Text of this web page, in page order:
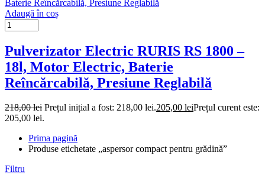
Adaugă în coș
Pulverizator Electric RURIS RS 1800 –
18l, Motor Electric, Baterie
Reîncărcabilă, Presiune Reglabilă
218,00lei Prețul inițial a fost: 218,00 lei.205,00 leiPrețul curent este:
205,00 lei.
Prima pagină
Produse etichetate „aspersor compact pentru grădină”
Filtru